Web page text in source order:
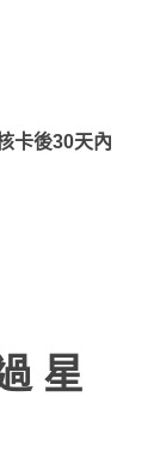
卡後30天內
星